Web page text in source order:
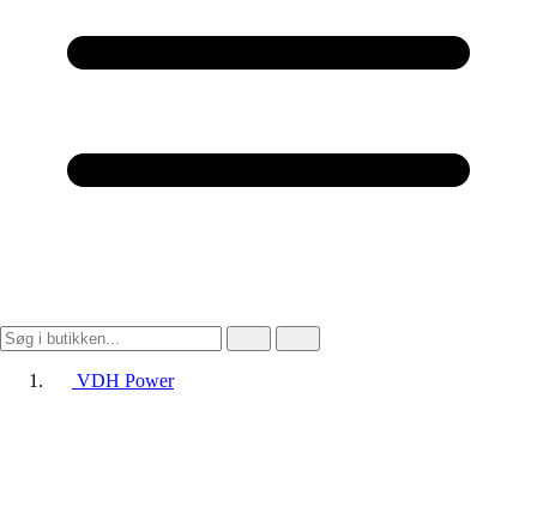
VDH Power